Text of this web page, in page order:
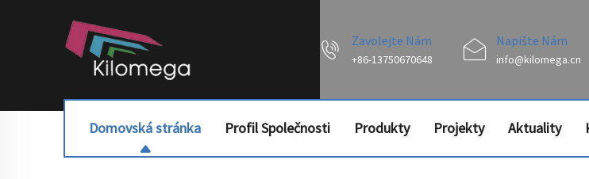
Zavolejte Nám
+86-13750670648
Napište Nám
info@kilomega.cn
Domovská stránka Profil Společnosti Produkty Projekty Aktuality